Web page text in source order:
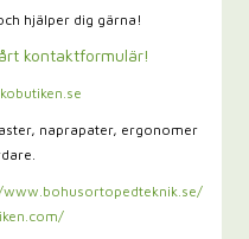
hjälper dig gärna!
kontaktformulär!
naprapater, ergonomer